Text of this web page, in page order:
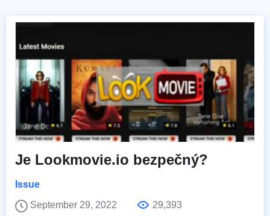
Je Lookmovie.io bezpečný?
Issue
September 29, 2022
29,393